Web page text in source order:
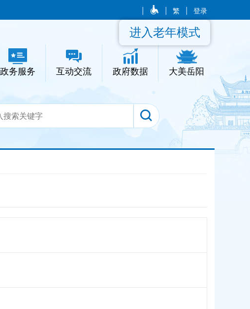
繁 登录
政务服务 互动交流 政府数据 大美岳阳
进入老年模式